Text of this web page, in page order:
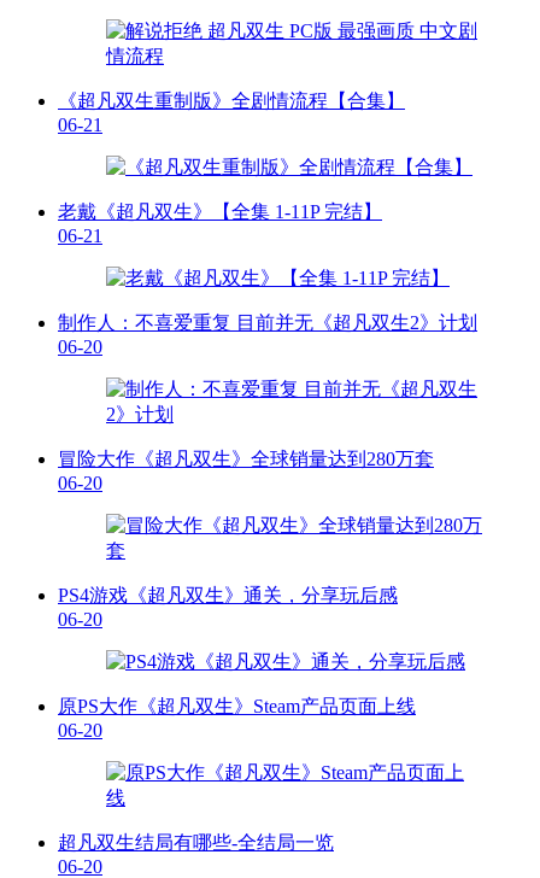
《超凡双生重制版》全剧情流程【合集】
06-21
老戴《超凡双生》【全集 1-11P 完结】
06-21
制作人：不喜爱重复 目前并无《超凡双生2》计划
06-20
冒险大作《超凡双生》全球销量达到280万套
06-20
PS4游戏《超凡双生》通关，分享玩后感
06-20
原PS大作《超凡双生》Steam产品页面上线
06-20
超凡双生结局有哪些-全结局一览
06-20